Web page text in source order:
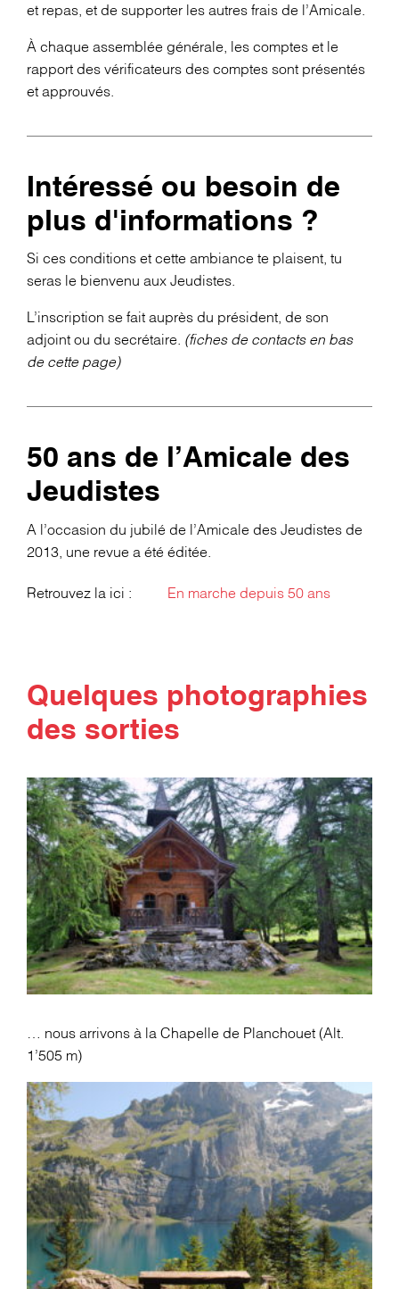
et repas, et de supporter les autres frais de l’Amicale.
À chaque assemblée générale, les comptes et le
rapport des vérificateurs des comptes sont présentés
et approuvés.
Intéressé ou besoin de
plus d'informations ?
Si ces conditions et cette ambiance te plaisent, tu
seras le bienvenu aux Jeudistes.
L’inscription se fait auprès du président, de son
adjoint ou du secrétaire. (fiches de contacts en bas
de cette page)
50 ans de l’Amicale des
Jeudistes
A l’occasion du jubilé de l’Amicale des Jeudistes de
2013, une revue a été éditée.
Retrouvez la ici : En marche depuis 50 ans
Quelques photographies
des sorties
… nous arrivons à la Chapelle de Planchouet (Alt.
1’505 m)